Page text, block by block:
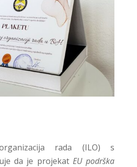
rada (ILO) s
da je projekat EU podrška